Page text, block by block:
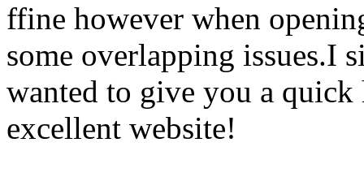
ffine however when
some overlapping issues.I
wanted to give you a quick
excellent website!